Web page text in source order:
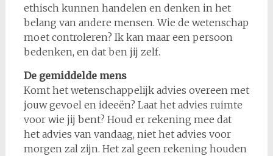
ethisch kunnen handelen en denken in het
belang van andere mensen. Wie de wetenschap
moet controleren? Ik kan maar een persoon
bedenken, en dat ben jij zelf.
De gemiddelde mens
Komt het wetenschappelijk advies overeen met
jouw gevoel en ideeën? Laat het advies ruimte
voor wie jij bent? Houd er rekening mee dat
het advies van vandaag, niet het advies voor
morgen zal zijn. Het zal geen rekening houden